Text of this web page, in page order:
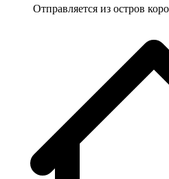
Отправляется из остров